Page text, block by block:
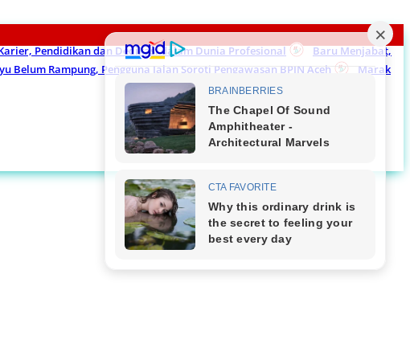
Pendidikan dan Dedikasi dalam Dunia Profesional
Baru Menjabat,
Belum Rampung, Pengguna Jalan Soroti Pengawasan BPJN Aceh
Marak